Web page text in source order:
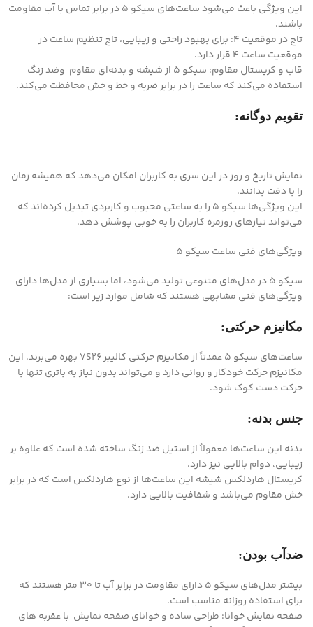
این ویژگی باعث می‌شود ساعت‌های سیکو ۵ در برابر تماس با آب مقاومت
باشند.
تاج در موقعیت ۴: برای بهبود راحتی و زیبایی، تاج تنظیم ساعت در
موقعیت ساعت ۴ قرار دارد.
قاب و کریستال مقاوم: سیکو ۵ از شیشه و بدنه‌ای مقاوم وضد زنگ
استفاده می‌کند که ساعت را در برابر ضربه و خط و خش محافظت می‌کند.
تقویم دوگانه:
نمایش تاریخ و روز در این سری به کاربران امکان می‌دهد که همیشه زمان
را با دقت بدانند.
این ویژگی‌ها سیکو ۵ را به ساعتی محبوب و کاربردی تبدیل کرده‌اند که
می‌تواند نیازهای روزمره کاربران را به خوبی پوشش دهد.
ویژگی‌های فنی ساعت سیکو ۵
سیکو ۵ در مدل‌های متنوعی تولید می‌شود، اما بسیاری از مدل‌ها دارای
ویژگی‌های فنی مشابهی هستند که شامل موارد زیر است:
مکانیزم حرکتی:
ساعت‌های سیکو ۵ عمدتاً از مکانیزم حرکتی کالیبر ۷S26 بهره می‌برند. این
مکانیزم حرکت خودکار و روانی دارد و می‌تواند بدون نیاز به باتری تنها با
حرکت دست کوک شود.
جنس بدنه:
بدنه این ساعت‌ها معمولاً از استیل ضد زنگ ساخته شده است که علاوه بر
زیبایی، دوام بالایی نیز دارد.
کریستال هاردلکس شیشه این ساعت‌ها از نوع هاردلکس است که در برابر
خش مقاوم می‌باشد و شفافیت بالایی دارد.
ضدآب بودن:
بیشتر مدل‌های سیکو ۵ دارای مقاومت در برابر آب تا ۳۰ متر هستند که
برای استفاده روزانه مناسب است.
صفحه نمایش خوانا: طراحی ساده و خوانای صفحه نمایش با عقربه های